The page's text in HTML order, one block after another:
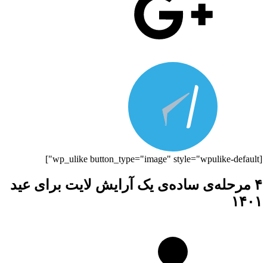
[wp_ulike button_type="image" style="wpulike-default"]
۴ مرحله‌ی ساده‌ی یک آرایش لایت برای عید
۱۴۰۱